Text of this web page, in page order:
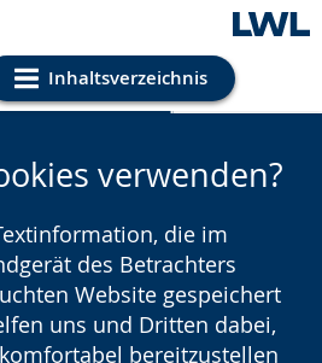
Inhaltsverzeichnis
Einstellungen
verwenden?
die im
des Betrachters
Website gespeichert
uns und Dritten dabei,
bereitzustellen